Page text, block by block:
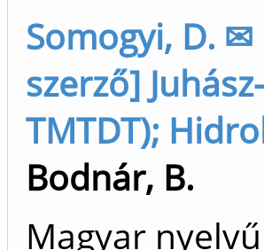
Somogyi, D.
szerző]
TMTDT);
Bodnár, B.
Magyar